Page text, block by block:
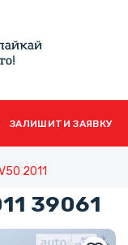
ЗАЛИШИТИ ЗАЯВКУ
2011
39061